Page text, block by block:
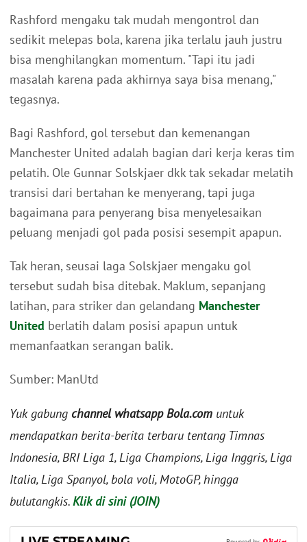
Rashford mengaku tak mudah mengontrol dan
sedikit melepas bola, karena jika terlalu jauh justru
bisa menghilangkan momentum. "Tapi itu jadi
masalah karena pada akhirnya saya bisa menang,"
tegasnya.
Bagi Rashford, gol tersebut dan kemenangan
Manchester United adalah bagian dari kerja keras tim
pelatih. Ole Gunnar Solskjaer dkk tak sekadar melatih
transisi dari bertahan ke menyerang, tapi juga
bagaimana para penyerang bisa menyelesaikan
peluang menjadi gol pada posisi sesempit apapun.
Tak heran, seusai laga Solskjaer mengaku gol
tersebut sudah bisa ditebak. Maklum, sepanjang
latihan, para striker dan gelandang Manchester
United berlatih dalam posisi apapun untuk
memanfaatkan serangan balik.
Sumber: ManUtd
Yuk gabung channel whatsapp Bola.com untuk
mendapatkan berita-berita terbaru tentang Timnas
Indonesia, BRI Liga 1, Liga Champions, Liga Inggris, Liga
Italia, Liga Spanyol, bola voli, MotoGP, hingga
bulutangkis.Klik di sini (JOIN)